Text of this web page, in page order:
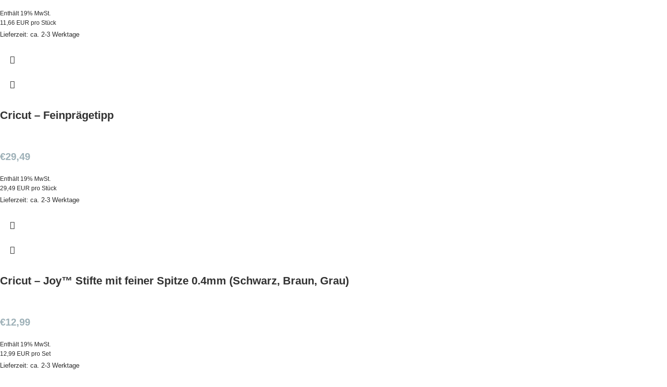
Enthält 19% MwSt.
11,66 EUR pro Stück
Lieferzeit: ca. 2-3 Werktage
Cricut – Feinprägetipp
€29,49
Enthält 19% MwSt.
29,49 EUR pro Stück
Lieferzeit: ca. 2-3 Werktage
Cricut – Joy™ Stifte mit feiner Spitze 0.4mm (Schwarz, Braun, Grau)
€12,99
Enthält 19% MwSt.
12,99 EUR pro Set
Lieferzeit: ca. 2-3 Werktage